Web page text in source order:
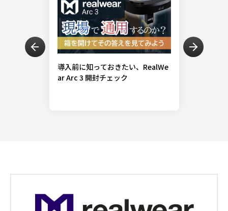
導入前に知っておきたい、RealWe
ar Arc 3 開封チェック